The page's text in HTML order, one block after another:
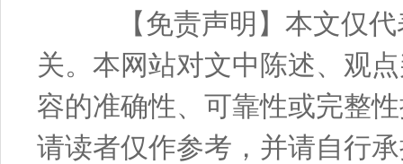
【免责声明】本文仅代
关。本网站对文中陈述、观
容的准确性、可靠性或完整
请读者仅作参考，并请自行